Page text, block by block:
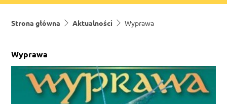
Strona główna Aktualności Wyprawa
Wyprawa